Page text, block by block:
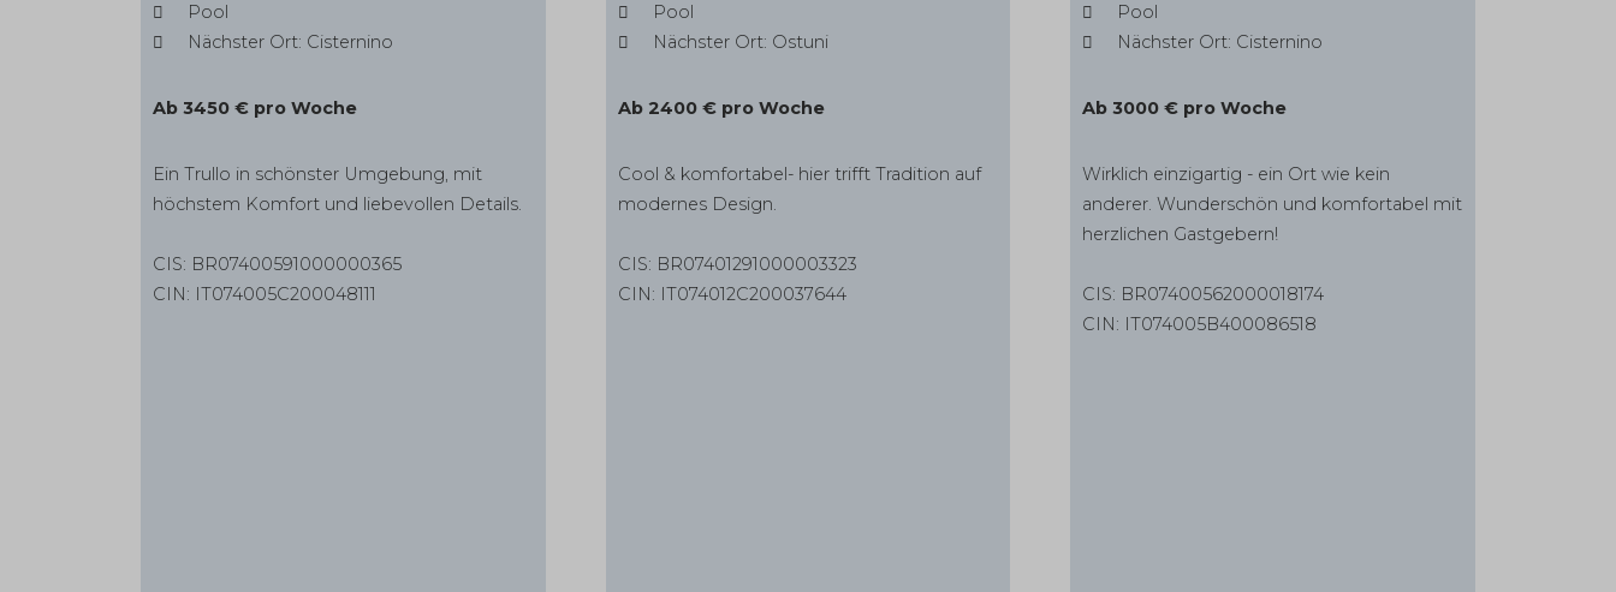
Pool
Nächster Ort: Cisternino
Ab 3450 € pro Woche
Ein Trullo in schönster Umgebung, mit
höchstem Komfort und liebevollen Details.
CIS: BR07400591000000365
CIN: IT074005C200048111
Pool
Nächster Ort: Ostuni
Ab 2400 € pro Woche
Cool & komfortabel- hier trifft Tradition auf
modernes Design.
CIS: BR07401291000003323
CIN: IT074012C200037644
Pool
Nächster Ort: Cisternino
Ab 3000 € pro Woche
Wirklich einzigartig - ein Ort wie kein
anderer. Wunderschön und komfortabel mit
herzlichen Gastgebern!
CIS: BR07400562000018174
CIN: IT074005B400086518